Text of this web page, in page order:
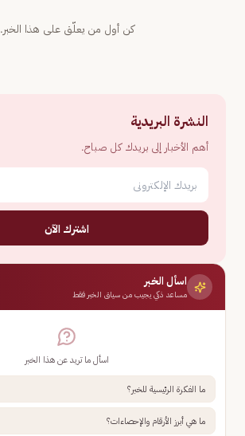
كن أول من يعلّق على هذا الخبر.
النشرة البريدية
أهم الأخبار إلى بريدك كل صباح.
اشترك الآن
اسأل الخبر
مساعد ذكي يجيب من سياق الخبر فقط
اسأل ما تريد عن هذا الخبر
ما الفكرة الرئيسية للخبر؟
ما هي أبرز الأرقام والإحصاءات؟